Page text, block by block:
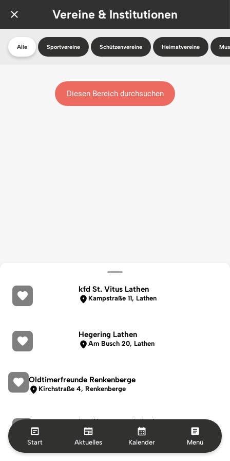
Vereine & Institutionen
Alle Sportvereine Schützenvereine Heimatvereine
kfd St. Vitus Lathen
Kampstraße 11, Lathen
Hegering Lathen
Am Busch 20, Lathen
Oldtimerfreunde Renkenberge
Kirchstraße 4, Renkenberge
Landfrauenverein Lathen
5 Von-Arenberg-Straße Lathen
Diesen Bereich durchsuchen
Start Aktuelles Kalender Menü